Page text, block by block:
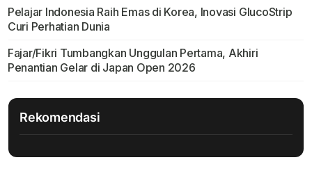
Pelajar Indonesia Raih Emas di Korea, Inovasi GlucoStrip
Curi Perhatian Dunia
Fajar/Fikri Tumbangkan Unggulan Pertama, Akhiri
Penantian Gelar di Japan Open 2026
Rekomendasi